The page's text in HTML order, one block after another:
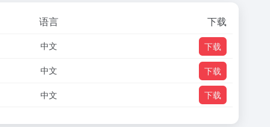
语言 下载
中文 下载
中文 下载
中文 下载